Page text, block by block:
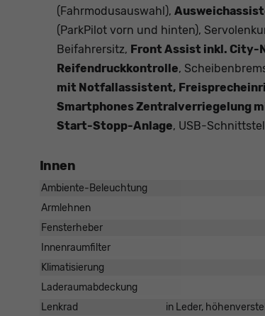
(Fahrmodusauswahl),
(ParkPilot vorn und hinten),
Beifahrersitz, Front Assist inkl. City-
Reifendruckkontrolle,
mit Notfallassistent,
Smartphones Zentralverriegelung
Start-Stopp-Anlage, USB-
Innen
Ambiente-Beleuchtung
Armlehnen
Fensterheber
Innenraumfilter
Klimatisierung
Laderaumabdeckung
Lenkrad
in Leder,